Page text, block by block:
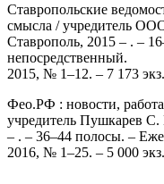
Ставропольские
смысла / учредитель
Ставрополь, 2015 – . –
непосредственный.
2015, № 1–12. – 7 173
Фео.РФ : новости,
учредитель Пушкарев
– . – 36–44 полосы. –
2016, № 1–25. – 5 000